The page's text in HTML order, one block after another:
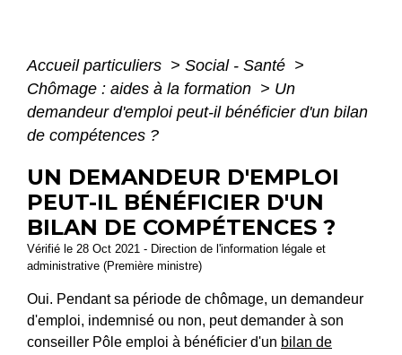
Accueil particuliers > Social - Santé >
Chômage : aides à la formation > Un
demandeur d'emploi peut-il bénéficier d'un bilan
de compétences ?
UN DEMANDEUR D'EMPLOI
PEUT-IL BÉNÉFICIER D'UN
BILAN DE COMPÉTENCES ?
Vérifié le 28 Oct 2021 - Direction de l'information légale et
administrative (Première ministre)
Oui. Pendant sa période de chômage, un demandeur
d'emploi, indemnisé ou non, peut demander à son
conseiller Pôle emploi à bénéficier d'un bilan de